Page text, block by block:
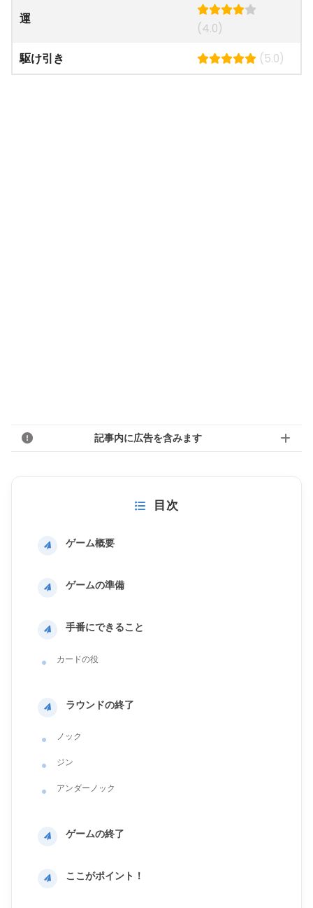
運
(4.0)
駆け引き (5.0)
記事内に広告を含みます
目次
ゲーム概要
ゲームの準備
手番にできること
カードの役
ラウンドの終了
ノック
ジン
アンダーノック
ゲームの終了
ここがポイント！